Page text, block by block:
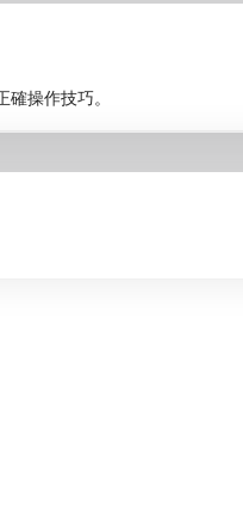
操作技巧。